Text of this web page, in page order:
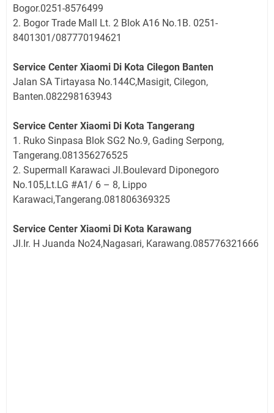
Bogor.0251-8576499
2. Bogor Trade Mall Lt. 2 Blok A16 No.1B. 0251-
8401301/087770194621
Service Center Xiaomi Di Kota Cilegon Banten
Jalan SA Tirtayasa No.144C,Masigit, Cilegon,
Banten.082298163943
Service Center Xiaomi Di Kota Tangerang
1. Ruko Sinpasa Blok SG2 No.9, Gading Serpong,
Tangerang.081356276525
2. Supermall Karawaci Jl.Boulevard Diponegoro
No.105,Lt.LG #A1/ 6 – 8, Lippo
Karawaci,Tangerang.081806369325
Service Center Xiaomi Di Kota Karawang
Jl.Ir. H Juanda No24,Nagasari, Karawang.085776321666